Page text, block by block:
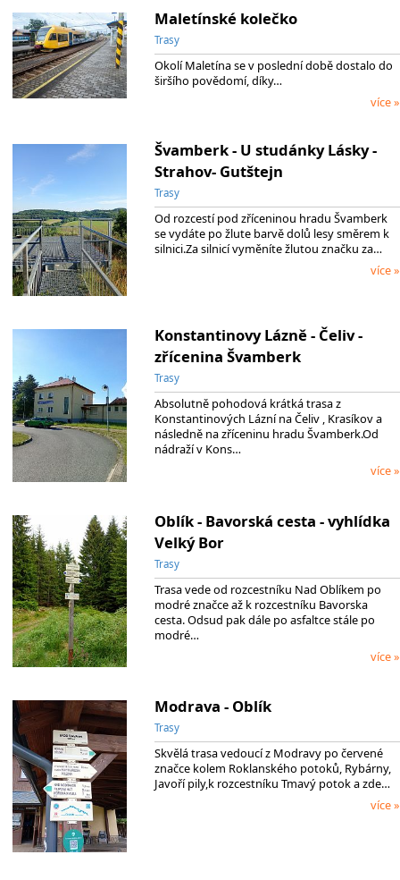
Maletínské kolečko
Trasy
Okolí Maletína se v poslední době dostalo do
širšího povědomí, díky…
více »
Švamberk - U studánky Lásky -
Strahov- Gutštejn
Trasy
Od rozcestí pod zříceninou hradu Švamberk
se vydáte po žlute barvě dolů lesy směrem k
silnici.Za silnicí vyměníte žlutou značku za…
více »
Konstantinovy Lázně - Čeliv -
zřícenina Švamberk
Trasy
Absolutně pohodová krátká trasa z
Konstantinových Lázní na Čeliv , Krasíkov a
následně na zříceninu hradu Švamberk.Od
nádraží v Kons…
více »
Oblík - Bavorská cesta - vyhlídka
Velký Bor
Trasy
Trasa vede od rozcestníku Nad Oblíkem po
modré značce až k rozcestníku Bavorska
cesta. Odsud pak dále po asfaltce stále po
modré…
více »
Modrava - Oblík
Trasy
Skvělá trasa vedoucí z Modravy po červené
značce kolem Roklanského potoků, Rybárny,
Javoří pily,k rozcestníku Tmavý potok a zde…
více »